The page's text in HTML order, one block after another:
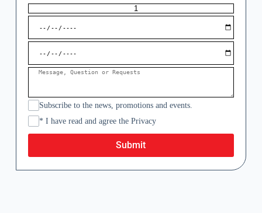
Subscribe to the news, promotions and events.
* I have read and agree the Privacy
Submit